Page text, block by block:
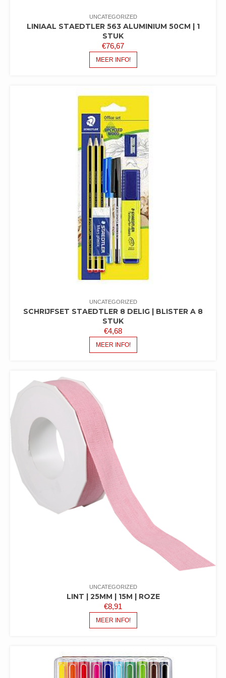
UNCATEGORIZED
LINIAAL STAEDTLER 563 ALUMINIUM 50CM | 1
STUK
€76,67
MEER INFO!
UNCATEGORIZED
SCHRIJFSET STAEDTLER 8 DELIG | BLISTER A 8
STUK
€4,68
MEER INFO!
UNCATEGORIZED
LINT | 25MM | 15M | ROZE
€8,91
MEER INFO!